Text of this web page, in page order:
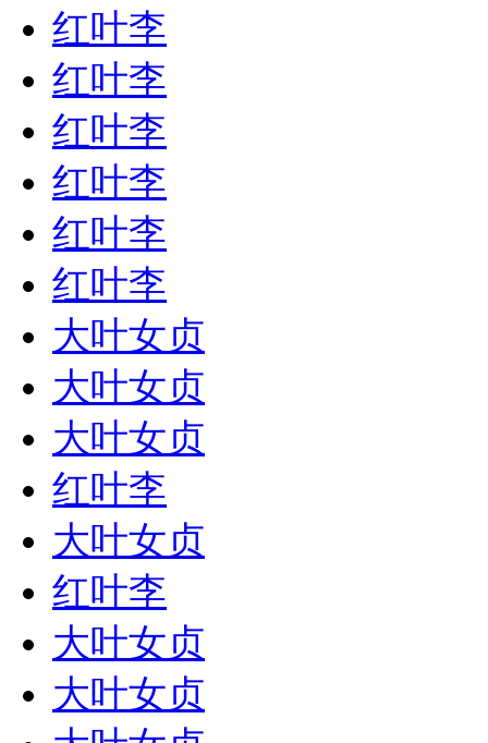
红叶李
红叶李
红叶李
红叶李
红叶李
红叶李
大叶女贞
大叶女贞
大叶女贞
红叶李
大叶女贞
红叶李
大叶女贞
大叶女贞